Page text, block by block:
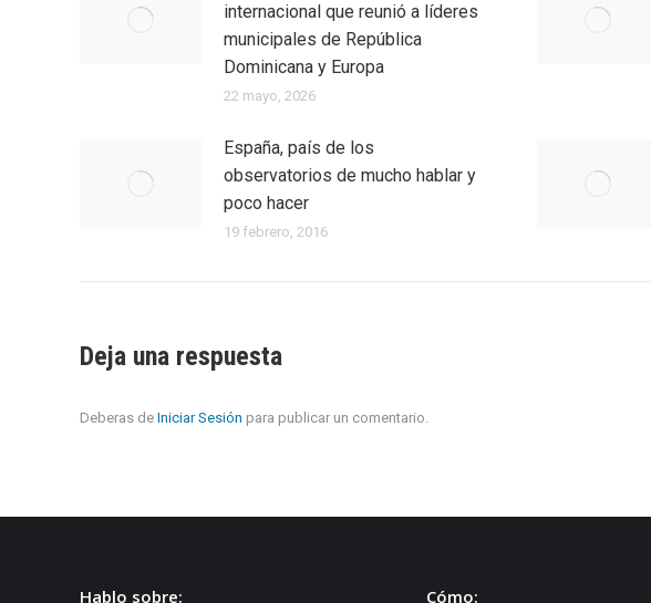
internacional que reunió a líderes
municipales de República
Dominicana y Europa
22 mayo, 2026
España, país de los
observatorios de mucho hablar y
poco hacer
19 febrero, 2016
Deja una respuesta
Deberas de Iniciar Sesión para publicar un comentario.
Hablo sobre: Cómo: